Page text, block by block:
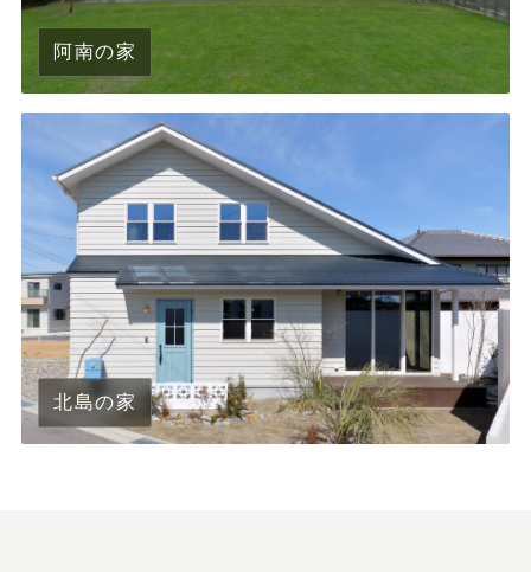
阿南の家
北島の家